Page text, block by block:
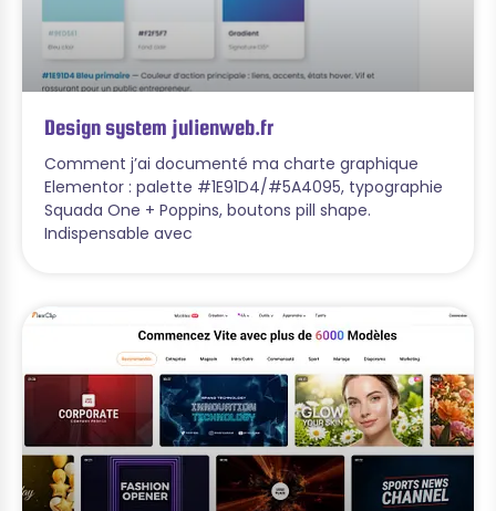
Design system julienweb.fr
Comment j’ai documenté ma charte graphique
Elementor : palette #1E91D4/#5A4095, typographie
Squada One + Poppins, boutons pill shape.
Indispensable avec